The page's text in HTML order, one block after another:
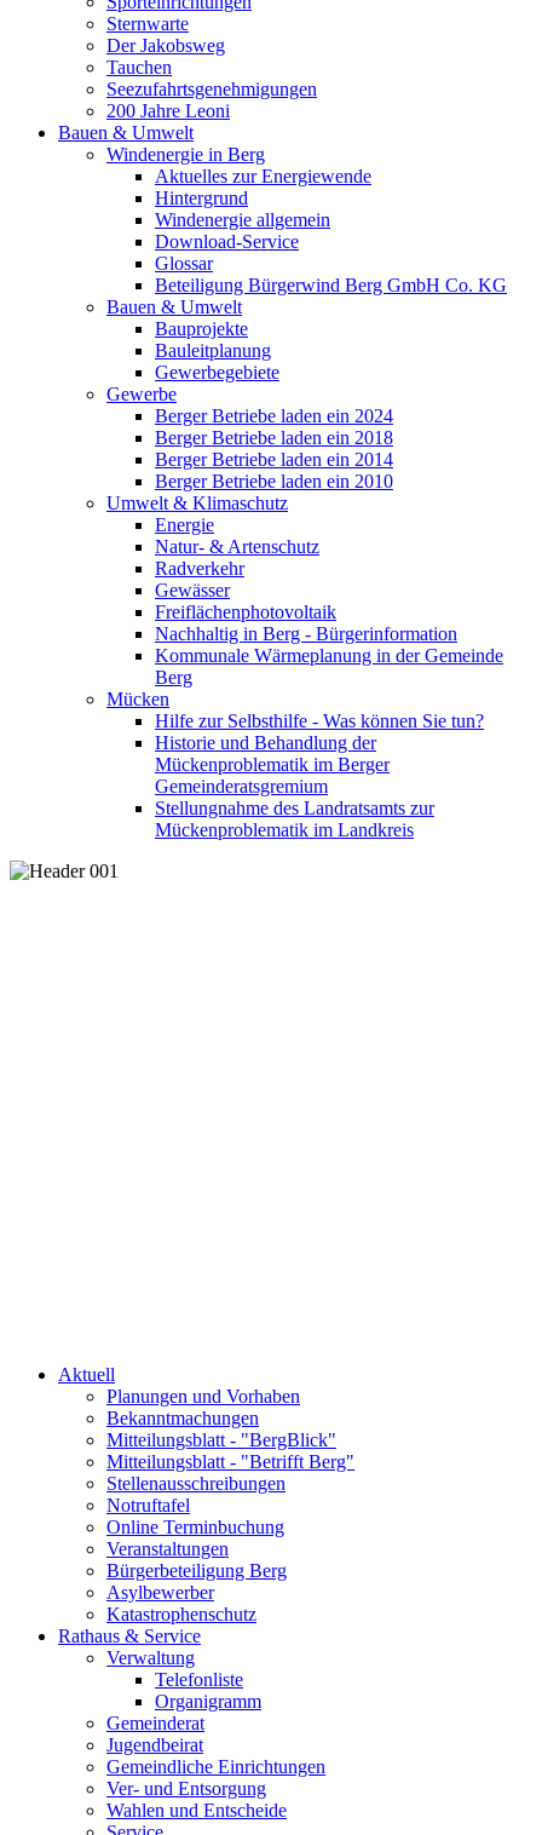
Sternwarte
Der Jakobsweg
Tauchen
Seezufahrtsgenehmigungen
200 Jahre Leoni
Bauen & Umwelt
Windenergie in Berg
Aktuelles zur Energiewende
Hintergrund
Windenergie allgemein
Download-Service
Glossar
Beteiligung Bürgerwind Berg GmbH Co. KG
Bauen & Umwelt
Bauprojekte
Bauleitplanung
Gewerbegebiete
Gewerbe
Berger Betriebe laden ein 2024
Berger Betriebe laden ein 2018
Berger Betriebe laden ein 2014
Berger Betriebe laden ein 2010
Umwelt & Klimaschutz
Energie
Natur- & Artenschutz
Radverkehr
Gewässer
Freiflächenphotovoltaik
Nachhaltig in Berg - Bürgerinformation
Kommunale Wärmeplanung in der Gemeinde
Berg
Mücken
Hilfe zur Selbsthilfe - Was können Sie tun?
Historie und Behandlung der
Mückenproblematik im Berger
Gemeinderatsgremium
Stellungnahme des Landratsamts zur
Mückenproblematik im Landkreis
Aktuell
Planungen und Vorhaben
Bekanntmachungen
Mitteilungsblatt - "BergBlick"
Mitteilungsblatt - "Betrifft Berg"
Stellenausschreibungen
Notruftafel
Online Terminbuchung
Veranstaltungen
Bürgerbeteiligung Berg
Asylbewerber
Katastrophenschutz
Rathaus & Service
Verwaltung
Telefonliste
Organigramm
Gemeinderat
Jugendbeirat
Gemeindliche Einrichtungen
Ver- und Entsorgung
Wahlen und Entscheide